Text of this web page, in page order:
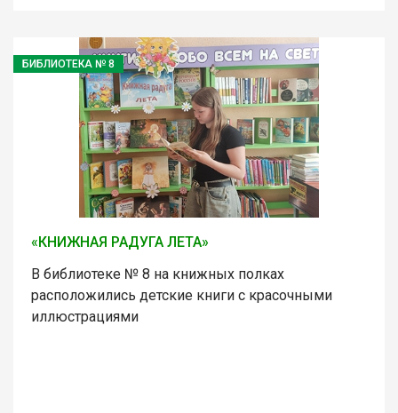
БИБЛИОТЕКА № 8
«КНИЖНАЯ РАДУГА ЛЕТА»
В библиотеке № 8 на книжных полках
расположились детские книги с красочными
иллюстрациями